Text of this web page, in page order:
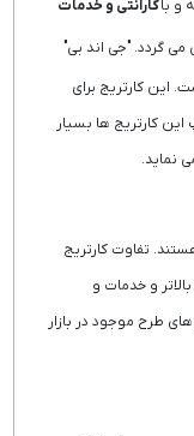
و باگارانتی و خدمات
می گردد. "جی اند بی"
این کارتریج برای
کارتریج ها بسیار
نماید.
تفاوت کارتریج
و خدمات و
طرح موجود در بازار